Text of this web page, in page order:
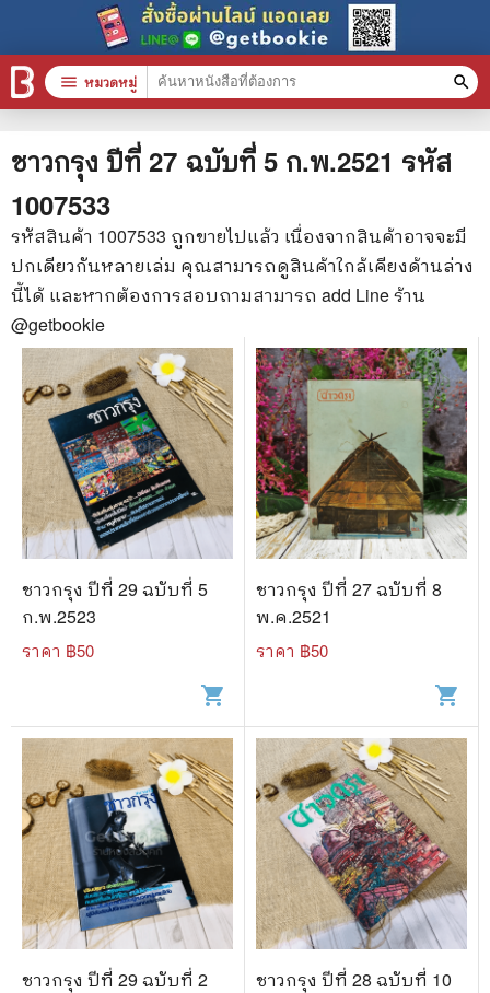
ชาวกรุง ปีที่ 27 ฉบับที่ 5 ก.พ.2521 รหัส
1007533
รหัสสินค้า 1007533 ถูกขายไปแล้ว เนื่องจากสินค้าอาจจะมี
ปกเดียวกันหลายเล่ม คุณสามารถดูสินค้าใกล้เคียงด้านล่าง
นี้ได้ และหากต้องการสอบถามสามารถ add Line ร้าน
@getbookie
ชาวกรุง ปีที่ 29 ฉบับที่ 5
ก.พ.2523
ราคา ฿50
shopping_cart
ชาวกรุง ปีที่ 27 ฉบับที่ 8
พ.ค.2521
ราคา ฿50
shopping_cart
ชาวกรุง ปีที่ 29 ฉบับที่ 2
ชาวกรุง ปีที่ 28 ฉบับที่ 10
menu หมวดหมู่ search
หมวดหมู่สินค้า clear
หนังสือทั้งหมด
stars สินค้าใช้เฉพาะแต้มเท่านั้น
📚 หนังสือทั่วไป
🦄 วรรณกรรม นิยาย เรื่องสั้น
🎓 การศึกษา
😼 หนังสือการ์ตูน
🐲 หนังสือเด็ก
📕 นิตยสาร
🌎 International Books
🎲 Board Game
📅 สินค้าอื่นๆ